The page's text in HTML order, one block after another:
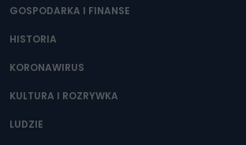
GOSPODARKA I FINANSE
HISTORIA
KORONAWIRUS
KULTURA I ROZRYWKA
LUDZIE